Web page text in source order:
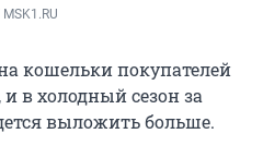
кошельки покупателей
в холодный сезон за
выложить больше.